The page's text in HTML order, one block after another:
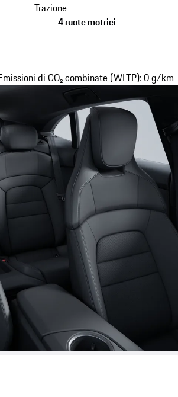
Trazione
4 ruote motrici
di CO₂ combinate (WLTP): 0 g/km